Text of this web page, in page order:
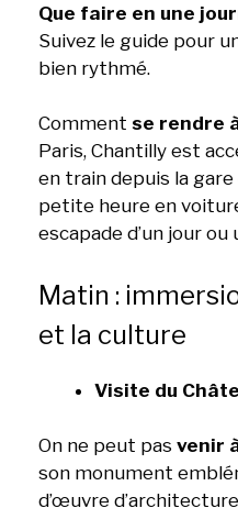
Que faire en une
Suivez le guide pour
bien rythmé.
Comment se rendre
Paris, Chantilly est
en train depuis la gare
petite heure en
escapade d’un jour
Matin :
et la culture
Visite du
On ne peut pas venir
son monument
d’œuvre